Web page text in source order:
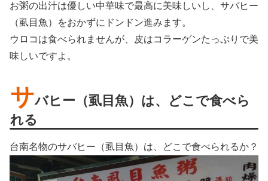
お粥の出汁は優しい中華味で最高に美味しいし、サバヒー
（虱目魚）をおかずにドンドン進みます。
ウロコは食べられませんが、皮はコラーゲンたっぷりで美
味しいですよ。
サバヒー（虱目魚）は、どこで食べら
れる
台南名物のサバヒー（虱目魚）は、どこで食べられるか？